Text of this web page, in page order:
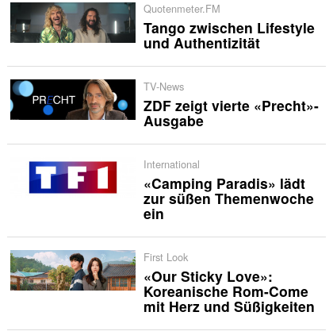
Quotenmeter.FM
Tango zwischen Lifestyle
und Authentizität
TV-News
ZDF zeigt vierte «Precht»-
Ausgabe
International
«Camping Paradis» lädt
zur süßen Themenwoche
ein
First Look
«Our Sticky Love»:
Koreanische Rom-Come
mit Herz und Süßigkeiten